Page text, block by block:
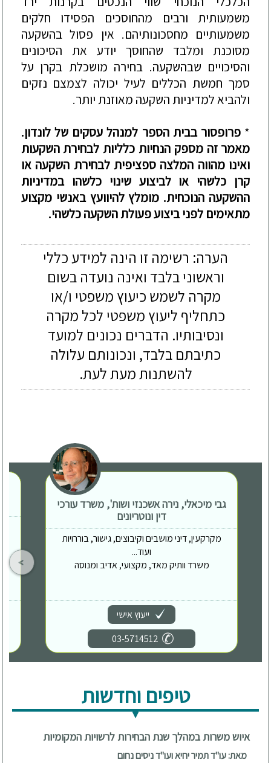
משמעותית ורבים מהחוסכים הפסידו חלקים
משמעותיים מחסכונותיהם. אין פסול בהשקעה
מסוכנת ומלבד שהחוסך יודע את הסיכונים
והסיכויים שבהשקעה. בחירה מושכלת בקרן על
סמך חמשת הכללים לעיל יכולה לצמצם נזקים
ולהביא למדיניות השקעה מאוזנת יותר.
* פרופסור בבית הספר למנהל עסקים של לונדון.
מאמר זה מספק הנחיות כלליות לבחירת השקעות
ואינו מהווה המלצה ספציפית לבחירת השקעה או
קרן כלשהי או לביצוע שינוי כלשהו במדיניות
ההשקעה הנוכחית. מומלץלהיוועץ באנשי מקצוע
מתאימים לפני ביצוע פעולת השקעה כלשהי.
הערה: רשימה זו הינה למידע כללי
וראשוני בלבד ואינה נועדה בשום
מקרה לשמש כיעוץ משפטי ו/או
כתחליף ליעוץ משפטי לכל מקרה
ונסיבותיו. הדברים נכונים למועד
כתיבתם בלבד, ונכונותם עלולה
להשתנות מעת לעת.
גבי מיכאלי, נירה אשכנזי ושות', משרד עורכי
דין ונוטריונים
מקרקעין, דיני מושבים וקיבוצים, גישור, בוררויות
ועוד...
משרד וותיק מאד, מקצועי, אדיב ומנוסה
ייעוץ אישי
03-5714512
טיפים וחדשות
איוש משרות במהלך שנת הבחירות לרשויות המקומיות
מאת: עו"ד תמיר יחיא ועו"ד ניסים נחום